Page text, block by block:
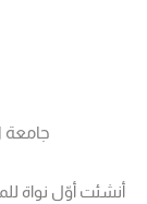
جامعة
أنشئت أوّل نواة